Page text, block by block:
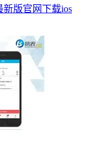
版官网下载ios